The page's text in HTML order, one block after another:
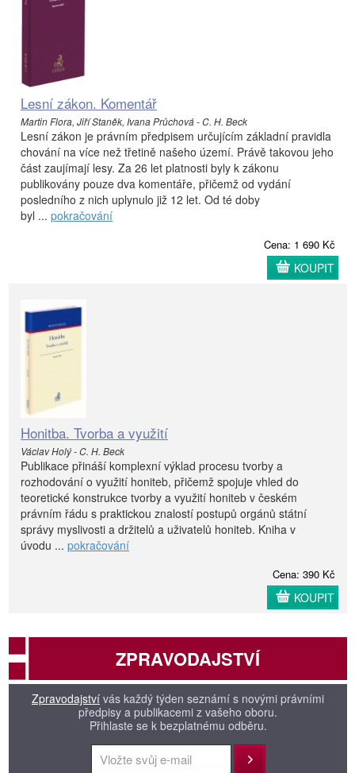
Lesní zákon. Komentář
Martin Flora, Jiří Staněk, Ivana Průchová - C. H. Beck
Lesní zákon je právním předpisem určujícím základní pravidla
chování na více než třetině našeho území. Právě takovou jeho
část zaujímají lesy. Za 26 let platnosti byly k zákonu
publikovány pouze dva komentáře, přičemž od vydání
posledního z nich uplynulo již 12 let. Od té doby
byl ... pokračování
Cena: 1 690 Kč
KOUPIT
Honitba. Tvorba a využití
Václav Holý - C. H. Beck
Publikace přináší komplexní výklad procesu tvorby a
rozhodování o využití honiteb, přičemž spojuje vhled do
teoretické konstrukce tvorby a využití honiteb v českém
právním řádu s praktickou znalostí postupů orgánů státní
správy myslivosti a držitelů a uživatelů honiteb. Kniha v
úvodu ... pokračování
Cena: 390 Kč
KOUPIT
ZPRAVODAJSTVÍ
Zpravodajství vás každý týden seznámí s novými právními
předpisy a publikacemi z vašeho oboru.
Přihlaste se k bezplatnému odběru.
Přihlásit